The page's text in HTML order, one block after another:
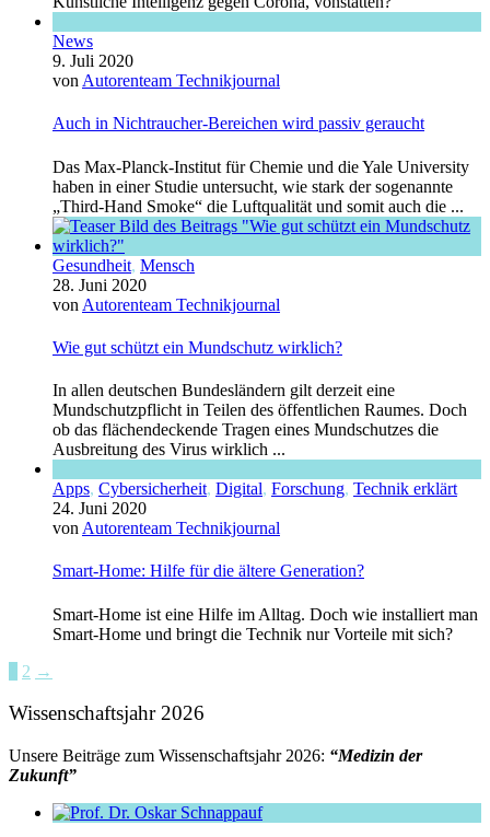
News
9. Juli 2020
von Autorenteam Technikjournal
Auch in Nichtraucher-Bereichen wird passiv geraucht
Das Max-Planck-Institut für Chemie und die Yale University
haben in einer Studie untersucht, wie stark der sogenannte
„Third-Hand Smoke“ die Luftqualität und somit auch die ...
Gesundheit, Mensch
28. Juni 2020
von Autorenteam Technikjournal
Wie gut schützt ein Mundschutz wirklich?
In allen deutschen Bundesländern gilt derzeit eine
Mundschutzpflicht in Teilen des öffentlichen Raumes. Doch
ob das flächendeckende Tragen eines Mundschutzes die
Ausbreitung des Virus wirklich ...
Apps, Cybersicherheit, Digital, Forschung, Technik erklärt
24. Juni 2020
von Autorenteam Technikjournal
Smart-Home: Hilfe für die ältere Generation?
Smart-Home ist eine Hilfe im Alltag. Doch wie installiert man
Smart-Home und bringt die Technik nur Vorteile mit sich?
2 →
Wissenschaftsjahr 2026
Unsere Beiträge zum Wissenschaftsjahr 2026: “Medizin der
Zukunft”